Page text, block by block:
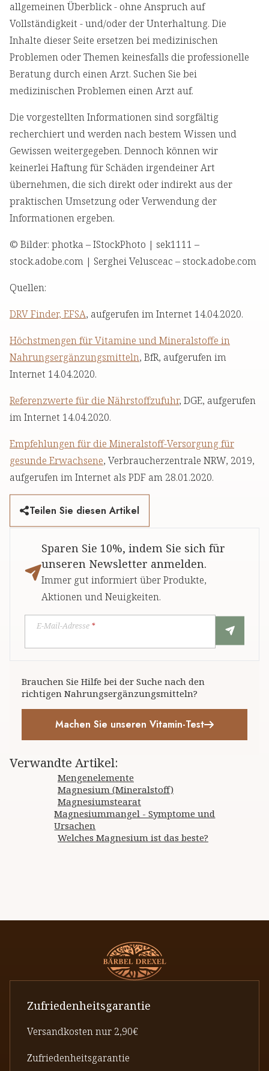
allgemeinen Überblick - ohne Anspruch auf
Vollständigkeit - und/oder der Unterhaltung. Die
Inhalte dieser Seite ersetzen bei medizinischen
Problemen oder Themen keinesfalls die professionelle
Beratung durch einen Arzt. Suchen Sie bei
medizinischen Problemen einen Arzt auf.
Die vorgestellten Informationen sind sorgfältig
recherchiert und werden nach bestem Wissen und
Gewissen weitergegeben. Dennoch können wir
keinerlei Haftung für Schäden irgendeiner Art
übernehmen, die sich direkt oder indirekt aus der
praktischen Umsetzung oder Verwendung der
Informationen ergeben.
© Bilder: photka – IStockPhoto | sek1111 –
stock.adobe.com | Serghei Velusceac – stock.adobe.com
Quellen:
DRV Finder, EFSA, aufgerufen im Internet 14.04.2020.
Höchstmengen für Vitamine und Mineralstoffe in
Nahrungsergänzungsmitteln, BfR, aufgerufen im
Internet 14.04.2020.
Referenzwerte für die Nährstoffzufuhr, DGE, aufgerufen
im Internet 14.04.2020.
Empfehlungen für die Mineralstoff-Versorgung für
gesunde Erwachsene, Verbraucherzentrale NRW, 2019,
aufgerufen im Internet als PDF am 28.01.2020.
Teilen Sie diesen Artikel
Sparen Sie 10%, indem Sie sich für
unseren Newsletter anmelden.
Immer gut informiert über Produkte,
Aktionen und Neuigkeiten.
E-Mail-Adresse *
Brauchen Sie Hilfe bei der Suche nach den
richtigen Nahrungsergänzungsmitteln?
Machen Sie unseren Vitamin-Test
Verwandte Artikel:
Mengenelemente
Magnesium (Mineralstoff)
Magnesiumstearat
Magnesiummangel - Symptome und
Ursachen
Welches Magnesium ist das beste?
Zufriedenheitsgarantie
Versandkosten nur 2,90€
Zufriedenheitsgarantie